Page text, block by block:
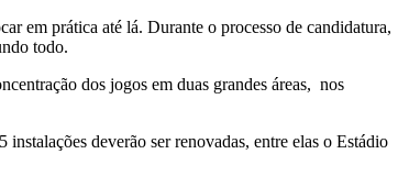
em prática até lá. Durante o processo de candidatura,
todo.
dos jogos em duas grandes áreas, nos
deverão ser renovadas, entre elas o Estádio